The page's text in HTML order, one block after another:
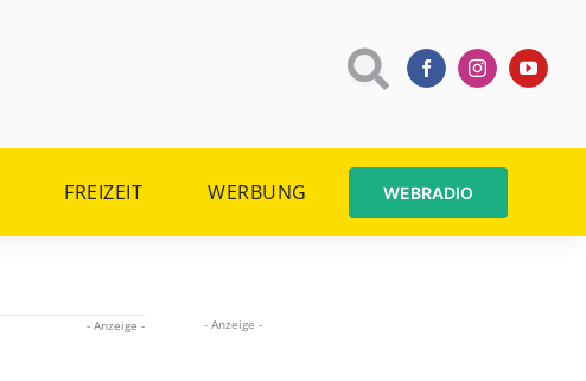
FREIZEIT WERBUNG WEBRADIO
- Anzeige -
- Anzeige -